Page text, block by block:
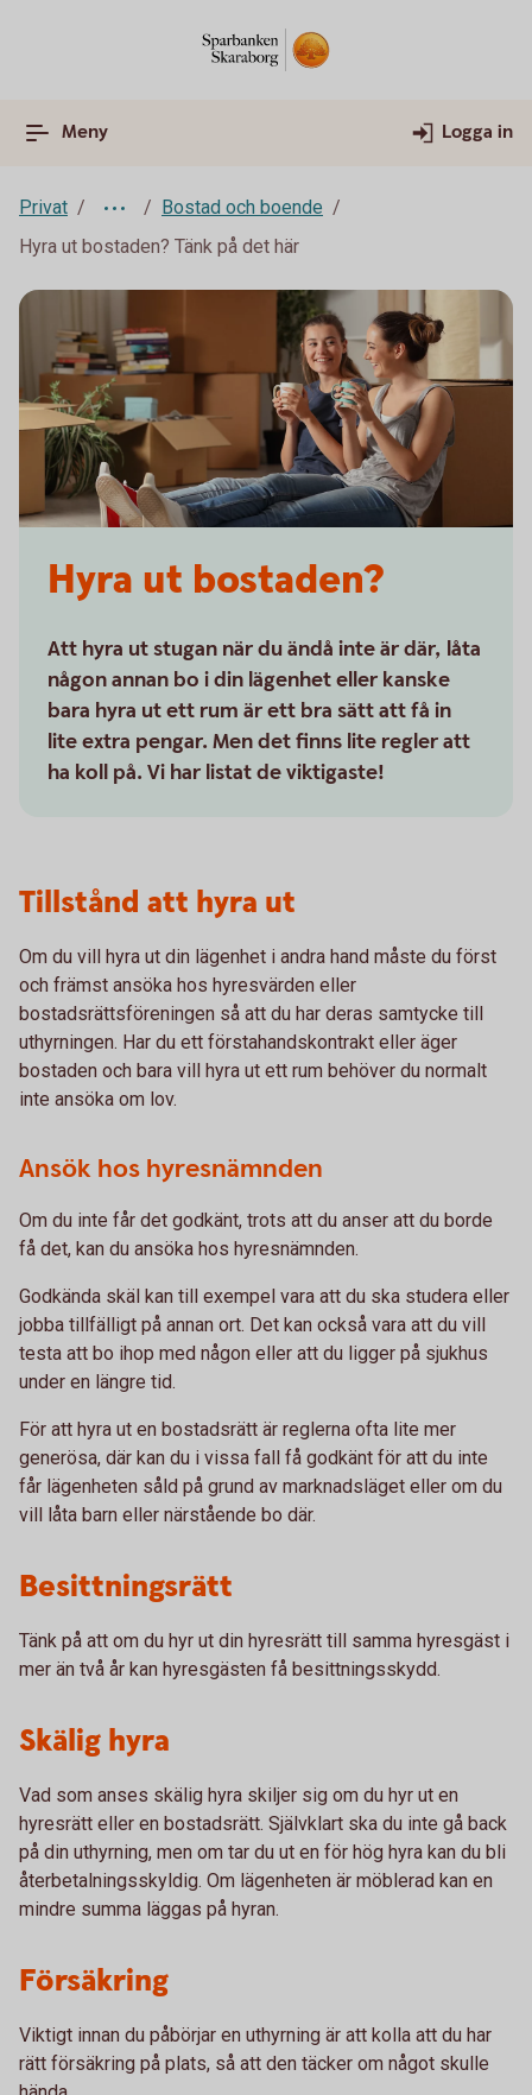
Meny Logga in
Privat
Bostad och boende
Hyra ut bostaden? Tänk på det här
Hyra ut bostaden?
Att hyra ut stugan när du ändå inte är där, låta
någon annan bo i din lägenhet eller kanske
bara hyra ut ett rum är ett bra sätt att få in
lite extra pengar. Men det finns lite regler att
ha koll på. Vi har listat de viktigaste!
Tillstånd att hyra ut
Om du vill hyra ut din lägenhet i andra hand måste du först
och främst ansöka hos hyresvärden eller
bostadsrättsföreningen så att du har deras samtycke till
uthyrningen. Har du ett förstahandskontrakt eller äger
bostaden och bara vill hyra ut ett rum behöver du normalt
inte ansöka om lov.
Ansök hos hyresnämnden
Om du inte får det godkänt, trots att du anser att du borde
få det, kan du ansöka hos hyresnämnden.
Godkända skäl kan till exempel vara att du ska studera eller
jobba tillfälligt på annan ort. Det kan också vara att du vill
testa att bo ihop med någon eller att du ligger på sjukhus
under en längre tid.
För att hyra ut en bostadsrätt är reglerna ofta lite mer
generösa, där kan du i vissa fall få godkänt för att du inte
får lägenheten såld på grund av marknadsläget eller om du
vill låta barn eller närstående bo där.
Besittningsrätt
Tänk på att om du hyr ut din hyresrätt till samma hyresgäst i
mer än två år kan hyresgästen få besittningsskydd.
Skälig hyra
Vad som anses skälig hyra skiljer sig om du hyr ut en
hyresrätt eller en bostadsrätt. Självklart ska du inte gå back
på din uthyrning, men om tar du ut en för hög hyra kan du bli
återbetalningsskyldig. Om lägenheten är möblerad kan en
mindre summa läggas på hyran.
Försäkring
Viktigt innan du påbörjar en uthyrning är att kolla att du har
rätt försäkring på plats, så att den täcker om något skulle